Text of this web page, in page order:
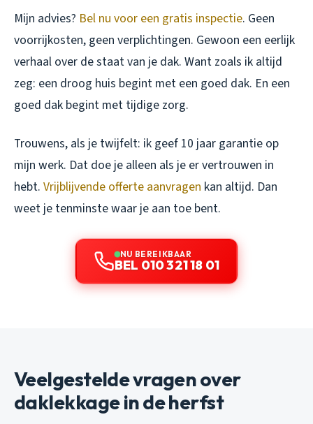
Mijn advies? Bel nu voor een gratis inspectie. Geen
voorrijkosten, geen verplichtingen. Gewoon een eerlijk
verhaal over de staat van je dak. Want zoals ik altijd
zeg: een droog huis begint met een goed dak. En een
goed dak begint met tijdige zorg.
Trouwens, als je twijfelt: ik geef 10 jaar garantie op
mijn werk. Dat doe je alleen als je er vertrouwen in
hebt. Vrijblijvende offerte aanvragen kan altijd. Dan
weet je tenminste waar je aan toe bent.
NU BEREIKBAAR
BEL 010 321 18 01
Veelgestelde vragen over
daklekkage in de herfst